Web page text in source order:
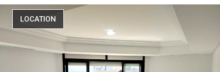
LOCATION